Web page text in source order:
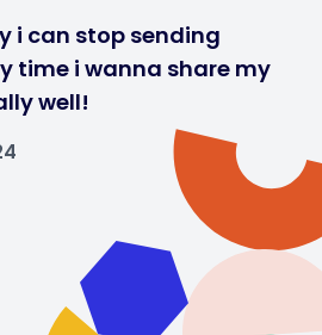
i can stop sending
time i wanna share my
well!